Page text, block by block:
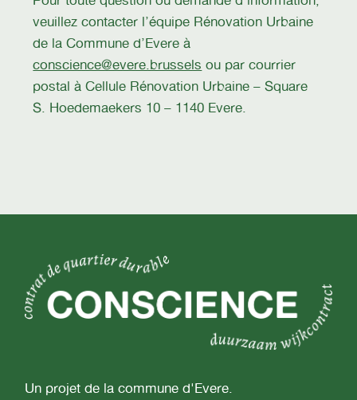
veuillez contacter l’équipe Rénovation Urbaine
de la Commune d’Evere à
conscience@evere.brussels ou par courrier
postal à Cellule Rénovation Urbaine – Square
S. Hoedemaekers 10 – 1140 Evere.
Un projet de la commune d'Evere.